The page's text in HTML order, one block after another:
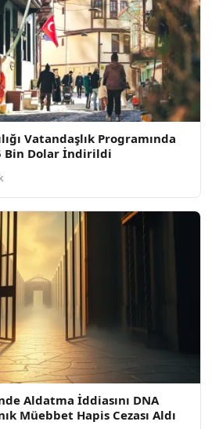
Vatandaşlık Programında
Bin Dolar İndirildi
Aldatma İddiasını DNA
Müebbet Hapis Cezası Aldı